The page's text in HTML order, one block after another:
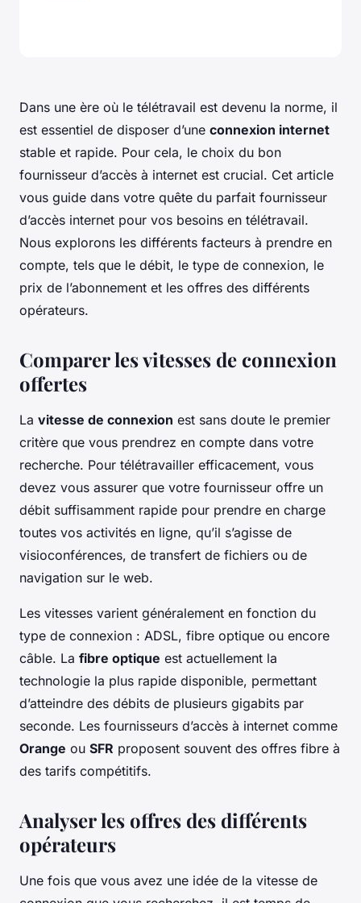
Dans une ère où le télétravail est devenu la norme, il
est essentiel de disposer d’une connexion internet
stable et rapide. Pour cela, le choix du bon
fournisseur d’accès à internet est crucial. Cet article
vous guide dans votre quête du parfait fournisseur
d’accès internet pour vos besoins en télétravail.
Nous explorons les différents facteurs à prendre en
compte, tels que le débit, le type de connexion, le
prix de l’abonnement et les offres des différents
opérateurs.
Comparer les vitesses de connexion
offertes
La vitesse de connexion est sans doute le premier
critère que vous prendrez en compte dans votre
recherche. Pour télétravailler efficacement, vous
devez vous assurer que votre fournisseur offre un
débit suffisamment rapide pour prendre en charge
toutes vos activités en ligne, qu’il s’agisse de
visioconférences, de transfert de fichiers ou de
navigation sur le web.
Les vitesses varient généralement en fonction du
type de connexion : ADSL, fibre optique ou encore
câble. La fibre optique est actuellement la
technologie la plus rapide disponible, permettant
d’atteindre des débits de plusieurs gigabits par
seconde. Les fournisseurs d’accès à internet comme
Orange ou SFR proposent souvent des offres fibre à
des tarifs compétitifs.
Analyser les offres des différents
opérateurs
Une fois que vous avez une idée de la vitesse de